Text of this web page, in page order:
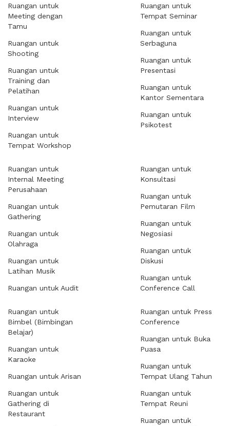
Ruangan untuk
Meeting dengan
Tamu
Ruangan untuk
Shooting
Ruangan untuk
Training dan
Pelatihan
Ruangan untuk
Interview
Ruangan untuk
Tempat Workshop
Ruangan untuk
Tempat Seminar
Ruangan untuk
Serbaguna
Ruangan untuk
Presentasi
Ruangan untuk
Kantor Sementara
Ruangan untuk
Psikotest
Ruangan untuk
Internal Meeting
Perusahaan
Ruangan untuk
Gathering
Ruangan untuk
Olahraga
Ruangan untuk
Latihan Musik
Ruangan untuk Audit
Ruangan untuk
Konsultasi
Ruangan untuk
Pemutaran Film
Ruangan untuk
Negosiasi
Ruangan untuk
Diskusi
Ruangan untuk
Conference Call
Ruangan untuk
Bimbel (Bimbingan
Belajar)
Ruangan untuk
Karaoke
Ruangan untuk Arisan
Ruangan untuk
Gathering di
Restaurant
Ruangan untuk Press
Conference
Ruangan untuk Buka
Puasa
Ruangan untuk
Tempat Ulang Tahun
Ruangan untuk
Tempat Reuni
Ruangan untuk